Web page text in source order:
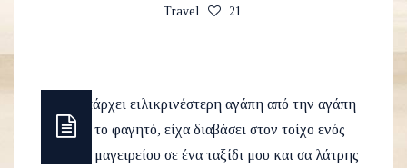
Travel
21
Δεν υπάρχει ειλικρινέστερη αγάπη από την αγάπη
προς το φαγητό, είχα διαβάσει στον τοίχο ενός
μικρού μαγειρείου σε ένα ταξίδι μου και σα λάτρης